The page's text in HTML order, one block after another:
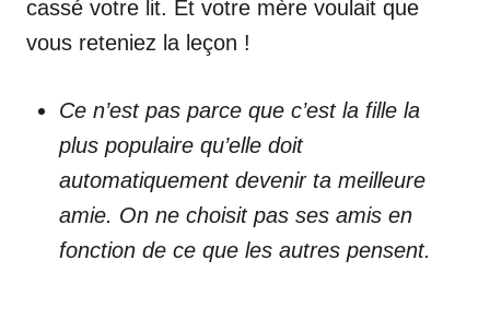
cassé votre lit. Et votre mère voulait que
vous reteniez la leçon !
Ce n’est pas parce que c’est la fille la
plus populaire qu’elle doit
automatiquement devenir ta meilleure
amie. On ne choisit pas ses amis en
fonction de ce que les autres pensent.